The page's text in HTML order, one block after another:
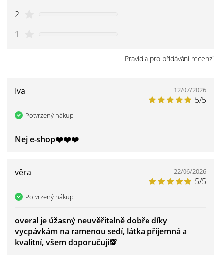
2
1
Pravidla pro přidávání recenzí
Iva 12/07/2026
5/5
Potvrzený nákup
Nej e-shop❤️❤️❤️
věra 22/06/2026
5/5
Potvrzený nákup
overal je úžasný neuvěřitelně dobře díky
vycpávkám na ramenou sedí, látka příjemná a
kvalitní, všem doporučuji💯